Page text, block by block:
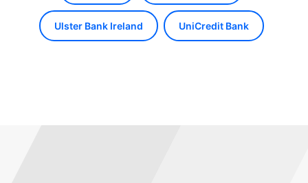
Ulster Bank Ireland UniCredit Bank